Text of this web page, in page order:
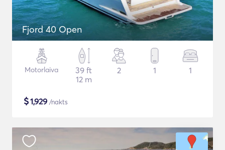
Fjord 40 Open
Motorlaiva
39 ft
12 m
2 1 1
$1,929 /nakts